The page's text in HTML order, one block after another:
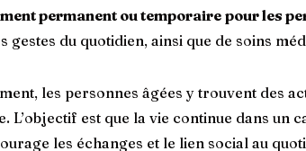
permanent ou temporaire pour les
gestes du quotidien, ainsi que de soins
les personnes âgées y trouvent des
L’objectif est que la vie continue dans un
les échanges et le lien social au